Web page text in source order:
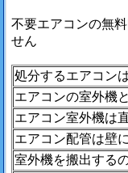
不要エアコンの無
せん
処分するエアコン
エアコンの室外機
エアコン室外機は
エアコン配管は壁
室外機を搬出する